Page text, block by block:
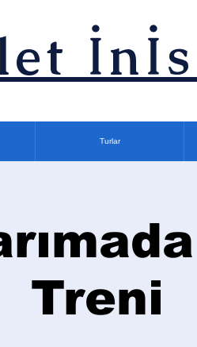
Turlar
Treni